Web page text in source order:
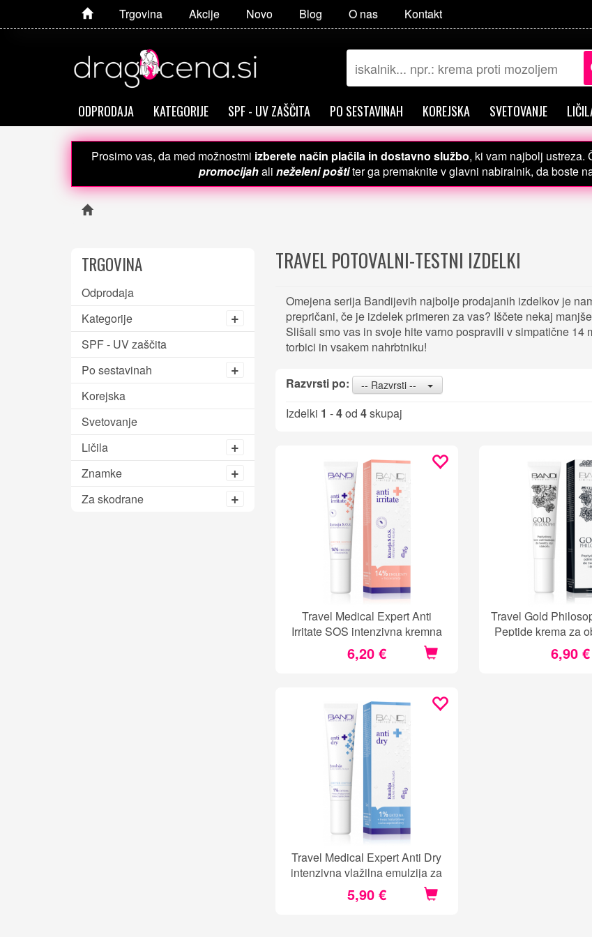
Trgovina Akcije Novo Blog O nas Kontakt
ODPRODAJA KATEGORIJE SPF - UV ZAŠČITA PO SESTAVINAH KOREJSKA SVETOVANJE
Prosimo vas, da med možnostmi izberete način plačila in dostavno službo, ki vam najbolj ustreza.
promocijahali neželeni poštiter ga premaknite v glavni nabiralnik, da boste
TRGOVINA
Odprodaja
Kategorije
SPF - UV zaščita
Po sestavinah
Korejska
Svetovanje
Ličila
Znamke
Za skodrane
TRAVEL POTOVALNI-TESTNI IZDELKI
Omejena serija Bandijevih najbolje prodajanih izdelkov je
prepričani, če je izdelek primeren za vas? Iščete nekaj
Slišali smo vas in svoje hite varno pospravili v simpatične
torbici in vsakem nahrbtniku!
Razvrsti po: -- Razvrsti --
Izdelki 1 -4od 4skupaj
Travel Medical Expert Anti
Irritate SOS intenzivna kremna
maska
6,20 €
Travel Gold
Peptide krema za
dekolte
6,90 €
Travel Medical Expert Anti Dry
intenzivna vlažilna emulzija za
suho kožo
5,90 €